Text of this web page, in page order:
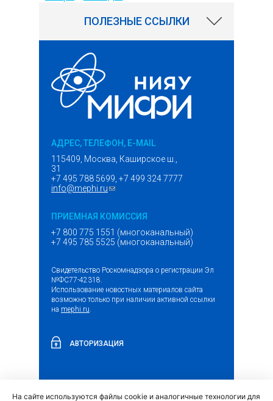
ПОЛЕЗНЫЕ ССЫЛКИ
АДРЕС, ТЕЛЕФОН, E-MAIL
115409, Москва, Каширское ш.,
31
+7 495 788 5699, +7 499 324 7777
info@mephi.ru(ссылка для отправки email)
ПРИЕМНАЯ КОМИССИЯ
+7 800 775 1551 (многоканальный)
+7 495 785 5525 (многоканальный)
Свидетельство Роскомнадзора о регистрации Эл
№ФС77-42318.
Использование новостных материалов сайта
возможно только при наличии активной ссылки
на mephi.ru.
АВТОРИЗАЦИЯ
На сайте используются файлы cookie и аналогичные технологии для